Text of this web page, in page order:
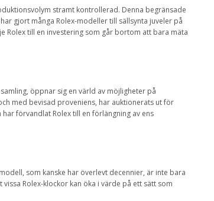
stramt kontrollerad. Denna begränsade
gjort många Rolex-modeller till sällsynta juveler på
Rolex till en investering som går bortom att bara mäta
öppnar sig en värld av möjligheter på
med bevisad proveniens, har auktionerats ut för
förvandlat Rolex till en förlängning av ens
som kanske har överlevt decennier, är inte bara
Rolex-klockor kan öka i värde på ett sätt som